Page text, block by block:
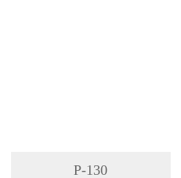
P-130